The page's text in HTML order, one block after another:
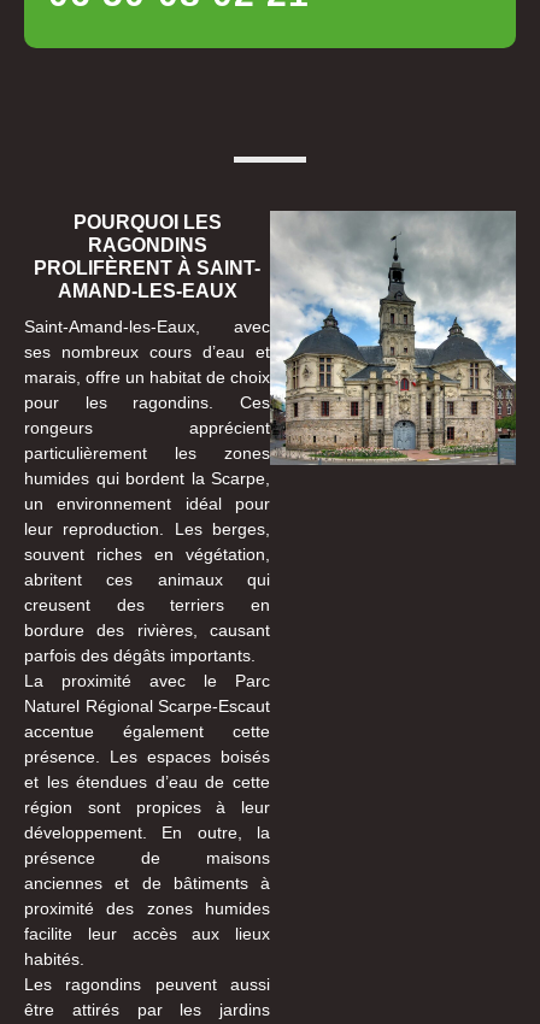
POURQUOI LES
RAGONDINS
PROLIFÈRENT À SAINT-
AMAND-LES-EAUX
Saint-Amand-les-Eaux, avec
ses nombreux cours d’eau et
marais, offre un habitat de choix
pour les ragondins. Ces
rongeurs apprécient
particulièrement les zones
humides qui bordent la Scarpe,
un environnement idéal pour
leur reproduction. Les berges,
souvent riches en végétation,
abritent ces animaux qui
creusent des terriers en
bordure des rivières, causant
parfois des dégâts importants.
La proximité avec le Parc
Naturel Régional Scarpe-Escaut
accentue également cette
présence. Les espaces boisés
et les étendues d’eau de cette
région sont propices à leur
développement. En outre, la
présence de maisons
anciennes et de bâtiments à
proximité des zones humides
facilite leur accès aux lieux
habités.
Les ragondins peuvent aussi
être attirés par les jardins